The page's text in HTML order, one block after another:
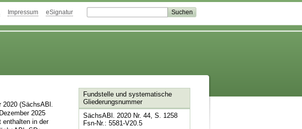
Impressum eSignatur
2020 (SächsABl.
2025
enthalten in der
Fundstelle und systematische
Gliederungsnummer
SächsABl. 2020 Nr. 44, S. 1258
Fsn-Nr.: 5581-V20.5